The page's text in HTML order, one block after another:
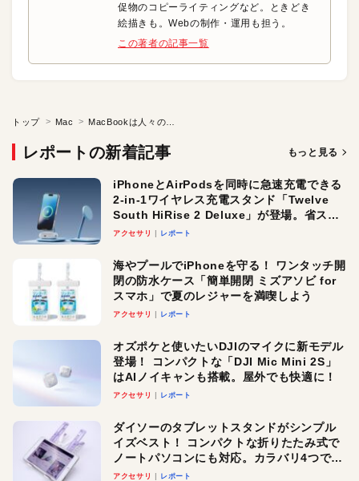
促物のコピーライティングなど。ときどき
絵描きも。Webの制作・運用も担う。
この著者の記事一覧
トップ Mac
レポートの新着記事 もっと見る
iPhoneとAirPodsを同時に急速充電できる
2-in-1ワイヤレス充電スタンド「Twelve
South HiRise 2 Deluxe」が登場。省スペ
ースでおしゃれに充電したい人にオスス
アクセサリ レポート
海やプールでiPhoneを守る！ ワンタッチ開
閉の防水ケース「簡単開閉 ミズアソビ for
スマホ」で夏のレジャーを満喫しよう
アクセサリ レポート
オズポケと使いたいDJIのマイクに新モデル
登場！ コンパクトな「DJI Mic Mini 2S」
はAIノイキャンも搭載。屋外でも快適に！
アクセサリ レポート
ダイソーのタブレットスタンドがシンプル
イズベスト！ コンパクトな折りたたみ式で
ノートパソコンにも対応。カラバリ4つで選
べる楽しさも
アクセサリ レポート